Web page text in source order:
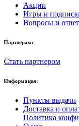
Акции
Игры и
Вопросы и
Партнерам:
Стать партнером
Информация:
Пункты выдачи
Доставка и
Политика